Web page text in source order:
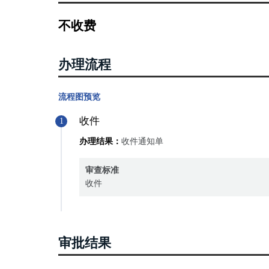
不收费
办理流程
流程图预览
1 收件
办理结果： 收件通知单
审查标准
收件
审批结果